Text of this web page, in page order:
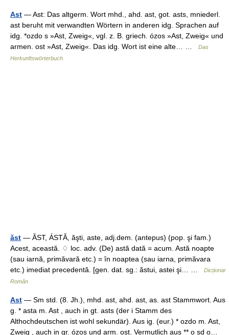
Ast — Ast: Das altgerm. Wort mhd., ahd. ast, got. asts, mniederl.
ast beruht mit verwandten Wörtern in anderen idg. Sprachen auf
idg. *ozdo s »Ast, Zweig«, vgl. z. B. griech. ózos »Ast, Zweig« und
armen. ost »Ast, Zweig«. Das idg. Wort ist eine alte… …
Das
Herkunftswörterbuch
ăst — ĂST, ÁSTĂ, ăşti, aste, adj.dem. (antepus) (pop. şi fam.)
Acest, această. ♢ loc. adv. (De) astă dată = acum. Astă noapte
(sau iarnă, primăvară etc.) = în noaptea (sau iarna, primăvara
etc.) imediat precedentă. [gen. dat. sg.: ăstui, astei şi… …
Dicționar
Român
Ast — Sm std. (8. Jh.), mhd. ast, ahd. ast, as. ast Stammwort. Aus
g. * asta m. Ast , auch in gt. asts (der i Stamm des
Althochdeutschen ist wohl sekundär). Aus ig. (eur.) * ozdo m. Ast,
Zweig , auch in gr. ózos und arm. ost. Vermutlich aus ** o sd o…